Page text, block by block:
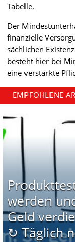
Tabelle.
Der
finanzielle
sächlichen
besteht hier bei
eine verstärkte
EMPFOHLENE
werden
Geld
↻ Täglich